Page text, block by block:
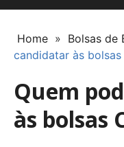
Home » Bolsas de
candidatar às bolsas
Quem
às bolsas